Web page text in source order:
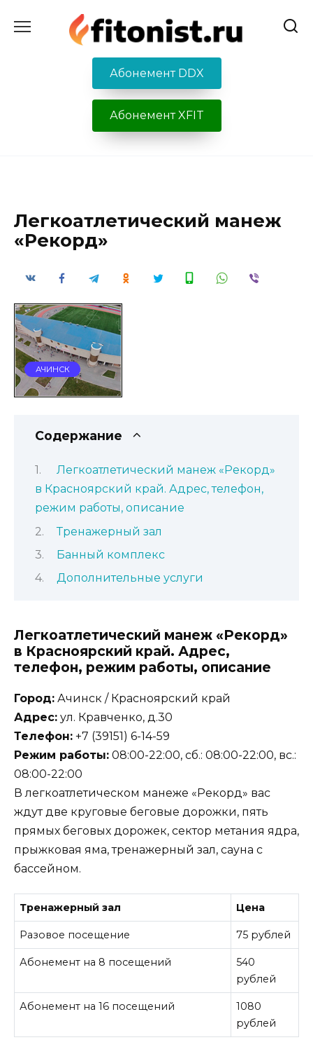
содержанию
Абонемент DDX
Абонемент XFIT
Легкоатлетический манеж
«Рекорд»
АЧИНСК
Содержание
Легкоатлетический манеж «Рекорд»
в Красноярский край. Адрес, телефон,
режим работы, описание
Тренажерный зал
Банный комплекс
Дополнительные услуги
Легкоатлетический манеж «Рекорд»
в Красноярский край. Адрес,
телефон, режим работы, описание
Город: Ачинск / Красноярский край
Адрес: ул. Кравченко, д.30
Телефон: +7 (39151) 6-14-59
Режим работы: 08:00-22:00, сб.: 08:00-22:00, вс.:
08:00-22:00
В легкоатлетическом манеже «Рекорд» вас
ждут две круговые беговые дорожки, пять
прямых беговых дорожек, сектор метания ядра,
прыжковая яма, тренажерный зал, сауна с
бассейном.
Тренажерный зал Цена
Разовое посещение 75 рублей
Абонемент на 8 посещений
540
рублей
Абонемент на 16 посещений
1080
рублей